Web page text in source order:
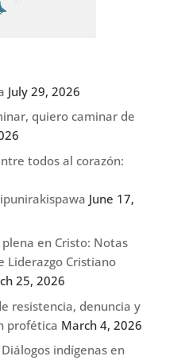
July 29, 2026
quiero caminar de
todos al corazón:
June 17,
en Cristo: Notas
Liderazgo Cristiano
25, 2026
resistencia, denuncia y
profética March 4, 2026
indígenas en